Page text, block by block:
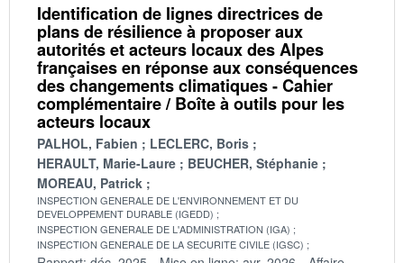
Identification de lignes directrices de
plans de résilience à proposer aux
autorités et acteurs locaux des Alpes
françaises en réponse aux conséquences
des changements climatiques - Cahier
complémentaire / Boîte à outils pour les
acteurs locaux
PALHOL, Fabien
LECLERC, Boris
HERAULT, Marie-Laure
BEUCHER, Stéphanie
MOREAU, Patrick
INSPECTION GENERALE DE L'ENVIRONNEMENT ET DU
DEVELOPPEMENT DURABLE (IGEDD)
INSPECTION GENERALE DE L'ADMINISTRATION (IGA)
INSPECTION GENERALE DE LA SECURITE CIVILE (IGSC)